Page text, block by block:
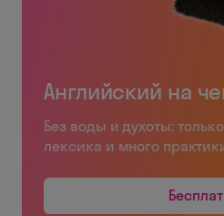
Английский на
Без воды и духоты:
лексика и много